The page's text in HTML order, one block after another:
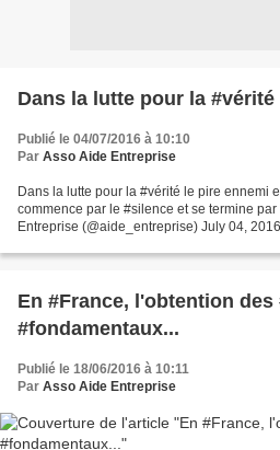
Dans la lutte pour la
Publié le 04/07/2016 à 10:10
Par Asso Aide Entreprise
Dans la lutte pour la #vérité le pire ennemi
commence par le #silence et se termine
Entreprise (@aide_entreprise) July 04, 2016
En #France, l'obtention
#fondamentaux...
Publié le 18/06/2016 à 10:11
Par Asso Aide Entreprise